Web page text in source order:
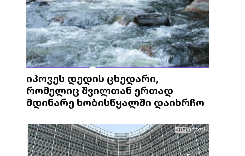
იპოვეს დედის ცხედარი,
რომელიც შვილთან ერთად
მდინარე ხობისწყალში დაიხრჩო